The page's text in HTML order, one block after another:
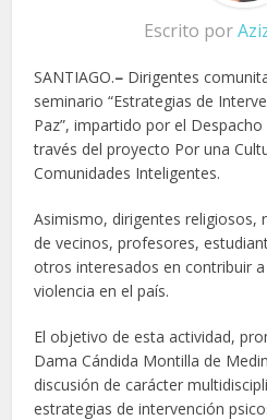
Escrito por
SANTIAGO.– Dirigentes
seminario “Estrategias de
Paz”, impartido por el
través del proyecto Por una
Comunidades Inteligentes.
Asimismo, dirigentes religiosos,
de vecinos, profesores,
otros interesados en contribuir
violencia en el país.
El objetivo de esta actividad,
Dama Cándida Montilla de
discusión de carácter
estrategias de intervención